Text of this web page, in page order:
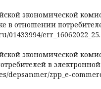
экономической
в отношении
err_16062022_25.
экономической
в электронной
depsanmer/zpp_e-